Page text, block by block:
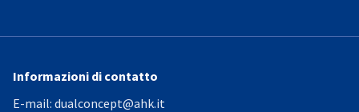
Informazioni di contatto
E-mail: dualconcept@ahk.it